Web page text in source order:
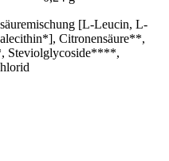
[L-Leucin, L-
Citronensäure**,
Steviolglycoside****,